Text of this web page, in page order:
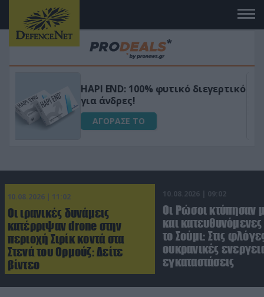
Μεταμόρφωσε τον κήπο σου με το
Ultra Box Μίνι Αλυσοπρίονο με
μπαταρία λιθίου
ΑΓΟΡΑΣΕ ΤΟ
10.08.2026 | 11:02
Οι ιρανικές δυνάμεις
κατέρριψαν drone στην
περιοχή Σιρίκ κοντά στα
Στενά του Ορμούζ: Δείτε
βίντεο
10.08.2026 | 09:02
Οι Ρώσοι κτύπησαν
και
το Σούμι: Στις
ουκρανικές
εγκαταστάσεις